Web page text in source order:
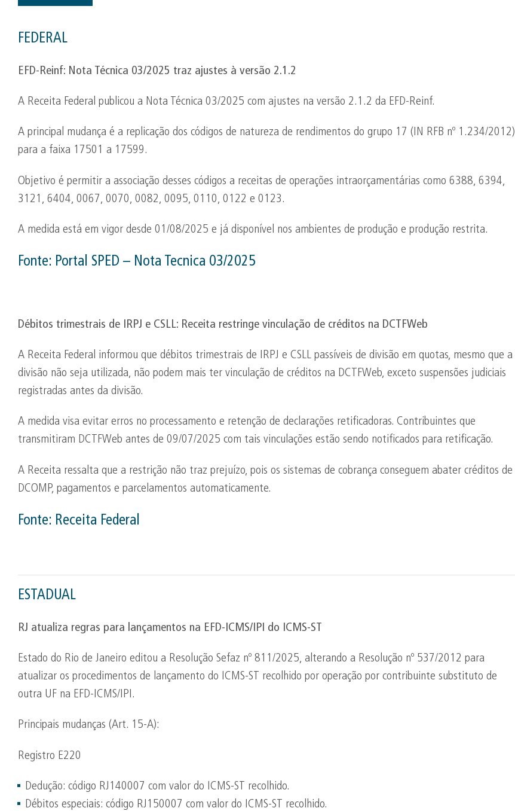
FEDERAL
EFD-Reinf: Nota Técnica 03/2025 traz ajustes à versão 2.1.2
A Receita Federal publicou a Nota Técnica 03/2025 com ajustes na versão 2.1.2 da EFD-Reinf.
A principal mudança é a replicação dos códigos de natureza de rendimentos do grupo 17 (IN RFB nº 1.234/2012)
para a faixa 17501 a 17599.
Objetivo é permitir a associação desses códigos a receitas de operações intraorçamentárias como 6388, 6394,
3121, 6404, 0067, 0070, 0082, 0095, 0110, 0122 e 0123.
A medida está em vigor desde 01/08/2025 e já disponível nos ambientes de produção e produção restrita.
Fonte: Portal SPED – Nota Tecnica 03/2025
Débitos trimestrais de IRPJ e CSLL: Receita restringe vinculação de créditos na DCTFWeb
A Receita Federal informou que débitos trimestrais de IRPJ e CSLL passíveis de divisão em quotas, mesmo que a
divisão não seja utilizada, não podem mais ter vinculação de créditos na DCTFWeb, exceto suspensões judiciais
registradas antes da divisão.
A medida visa evitar erros no processamento e retenção de declarações retificadoras. Contribuintes que
transmitiram DCTFWeb antes de 09/07/2025 com tais vinculações estão sendo notificados para retificação.
A Receita ressalta que a restrição não traz prejuízo, pois os sistemas de cobrança conseguem abater créditos de
DCOMP, pagamentos e parcelamentos automaticamente.
Fonte: Receita Federal
ESTADUAL
RJ atualiza regras para lançamentos na EFD-ICMS/IPI do ICMS-ST
Estado do Rio de Janeiro editou a Resolução Sefaz nº 811/2025, alterando a Resolução nº 537/2012 para
atualizar os procedimentos de lançamento do ICMS-ST recolhido por operação por contribuinte substituto de
outra UF na EFD-ICMS/IPI.
Principais mudanças (Art. 15-A):
Registro E220
Dedução: código RJ140007 com valor do ICMS-ST recolhido.
Débitos especiais: código RJ150007 com valor do ICMS-ST recolhido.